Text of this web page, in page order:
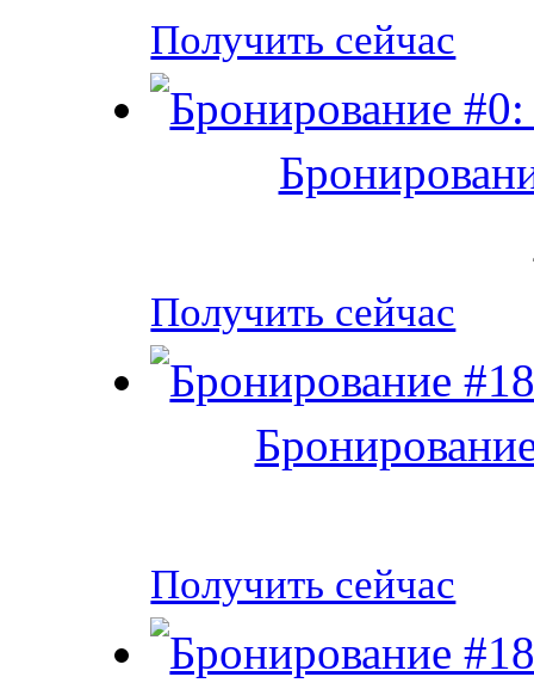
Получить сейчас
Получить сейчас
Получить сейчас